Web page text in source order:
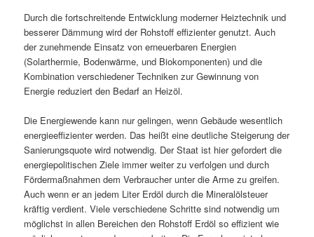
Durch die fortschreitende Entwicklung moderner Heiztechnik und
besserer Dämmung wird der Rohstoff effizienter genutzt. Auch
der zunehmende Einsatz von erneuerbaren Energien
(Solarthermie, Bodenwärme, und Biokomponenten) und die
Kombination verschiedener Techniken zur Gewinnung von
Energie reduziert den Bedarf an Heizöl.
Die Energiewende kann nur gelingen, wenn Gebäude wesentlich
energieeffizienter werden. Das heißt eine deutliche Steigerung der
Sanierungsquote wird notwendig. Der Staat ist hier gefordert die
energiepolitischen Ziele immer weiter zu verfolgen und durch
Fördermaßnahmen dem Verbraucher unter die Arme zu greifen.
Auch wenn er an jedem Liter Erdöl durch die Mineralölsteuer
kräftig verdient. Viele verschiedene Schritte sind notwendig um
möglichst in allen Bereichen den Rohstoff Erdöl so effizient wie